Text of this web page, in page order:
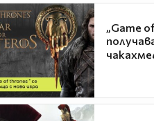
„Game